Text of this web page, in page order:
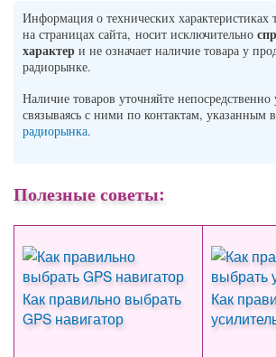
Информация о технических характеристиках
на страницах сайта, носит исключительно
характер и не означает наличие товара у
радиорынке.
Наличие товаров уточняйте непосредственно
связываясь с ними по контактам, указанным в
радиорынка.
Полезные советы:
Как правильно выбрать
GPS навигатор
Как